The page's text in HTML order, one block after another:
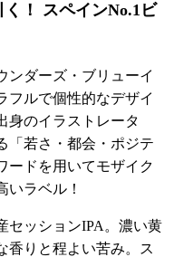
！ スペインNo.1ビ
ンダーズ・ブリューイ
フルで個性的なデザイ
身のイラストレータ
「若さ・都会・ポジテ
ードを用いてモザイク
いラベル！
セッションIPA。濃い黄
香りと程よい苦み。ス